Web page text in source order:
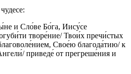
и Сло́ве Бо́га, Иису́се
творе́ние/ Твои́х пречи́стых
Свое́ю благода́тию/ к
приведе́ от прегреше́ния и